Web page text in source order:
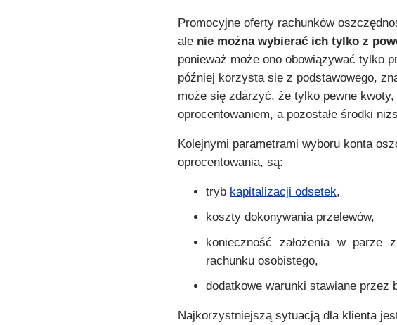
Promocyjne oferty rachunków
ale nie można wybierać ich tylko z
ponieważ może ono obowiązywać tylko
później korzysta się z podstawowego,
może się zdarzyć, że tylko pewne
oprocentowaniem, a pozostałe środki
Kolejnymi parametrami wyboru konta
oprocentowania, są:
tryb kapitalizacji odsetek,
koszty dokonywania przelewów,
konieczność założenia w parze
rachunku osobistego,
dodatkowe warunki stawiane przez
Najkorzystniejszą sytuacją dla klienta